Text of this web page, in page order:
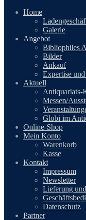
Home
Galerie
Angebot
Bibliophiles
Bilder
Ankauf
Expertise
Aktuell
Antiquariats-
Messen/
Globi im
Online-Shop
Mein Konto
Warenkorb
Kasse
Kontakt
Impressum
Newsletter
Lieferung
Datenschutz
Partner